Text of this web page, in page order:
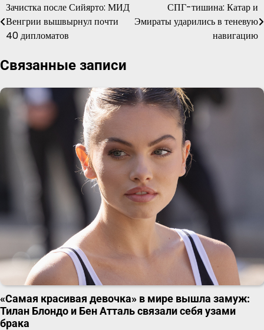
Навигация
по
Зачистка после Сийярто: МИД
Венгрии вышвырнул почти
40 дипломатов
СПГ-тишина: Катар и
Эмираты ударились в теневую
навигацию
Связанные записи
«Самая красивая девочка» в мире вышла замуж:
Тилан Блондо и Бен Атталь связали себя узами
брака